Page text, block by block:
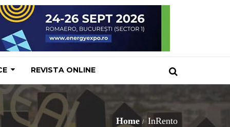
REVISTA ONLINE
Home InRento